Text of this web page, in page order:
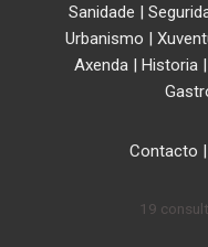
Sanidade |
Urbanismo |
Axenda| Historia|
Contacto |
19